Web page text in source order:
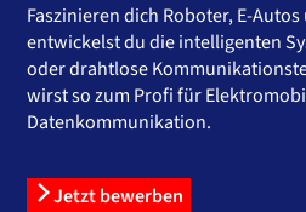
Faszinieren dich Roboter, E-
entwickelst du die intelligenten
oder drahtlose
wirst so zum Profi für
Datenkommunikation.
Jetzt bewerben